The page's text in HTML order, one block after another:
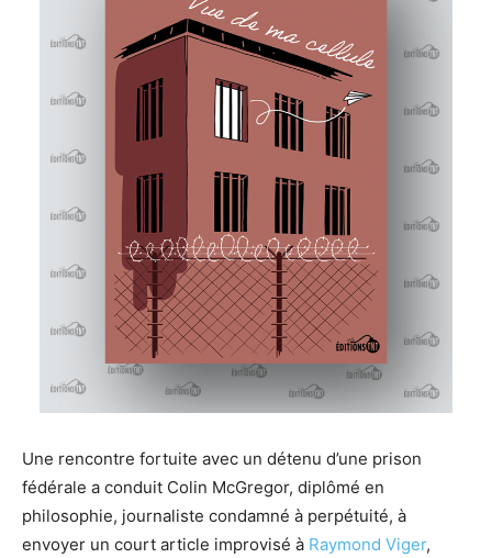
Une rencontre fortuite avec un détenu d’une prison
fédérale a conduit Colin McGregor, diplômé en
philosophie, journaliste condamné à perpétuité, à
envoyer un court article improvisé à Raymond Viger,